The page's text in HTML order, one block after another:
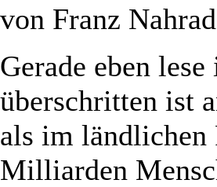
von Franz
Gerade eben
überschritten ist
als im ländlichen
Milliarden